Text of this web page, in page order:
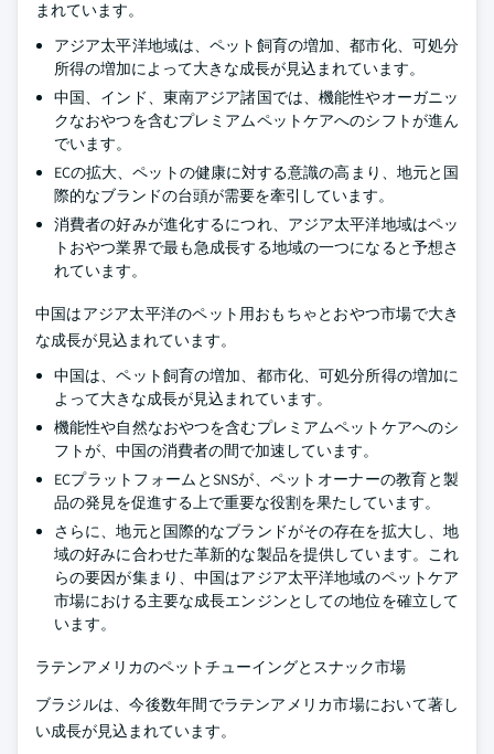
まれています。
アジア太平洋地域は、ペット飼育の増加、都市化、可処分
所得の増加によって大きな成長が見込まれています。
中国、インド、東南アジア諸国では、機能性やオーガニッ
クなおやつを含むプレミアムペットケアへのシフトが進ん
でいます。
ECの拡大、ペットの健康に対する意識の高まり、地元と国
際的なブランドの台頭が需要を牽引しています。
消費者の好みが進化するにつれ、アジア太平洋地域はペッ
トおやつ業界で最も急成長する地域の一つになると予想さ
れています。
中国はアジア太平洋のペット用おもちゃとおやつ市場で大き
な成長が見込まれています。
中国は、ペット飼育の増加、都市化、可処分所得の増加に
よって大きな成長が見込まれています。
機能性や自然なおやつを含むプレミアムペットケアへのシ
フトが、中国の消費者の間で加速しています。
ECプラットフォームとSNSが、ペットオーナーの教育と製
品の発見を促進する上で重要な役割を果たしています。
さらに、地元と国際的なブランドがその存在を拡大し、地
域の好みに合わせた革新的な製品を提供しています。これ
らの要因が集まり、中国はアジア太平洋地域のペットケア
市場における主要な成長エンジンとしての地位を確立して
います。
ラテンアメリカのペットチューイングとスナック市場
ブラジルは、今後数年間でラテンアメリカ市場において著し
い成長が見込まれています。